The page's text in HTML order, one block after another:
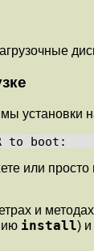
установки
или просто
и
install)